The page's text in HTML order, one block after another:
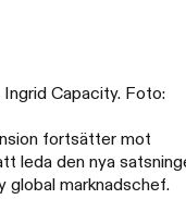
Capacity. Foto:
fortsätter mot
leda den nya
global marknadschef.